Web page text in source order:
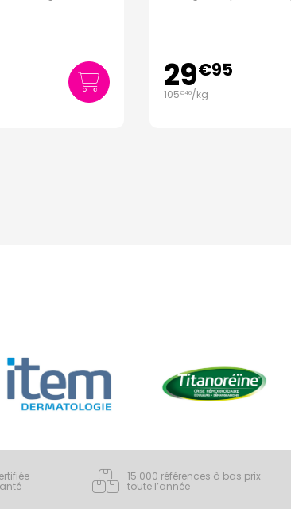
29€95
105€46/kg
15 000 références à bas prix
toute l’année